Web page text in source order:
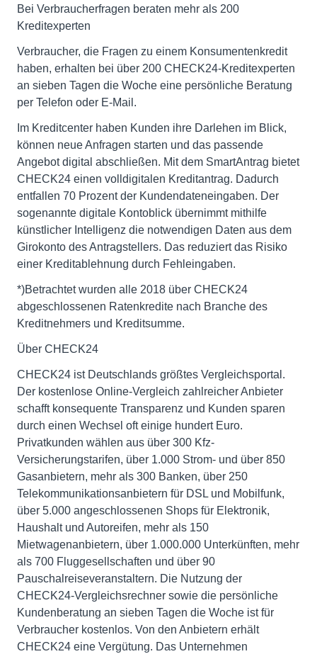
Bei Verbraucherfragen beraten mehr als 200
Kreditexperten
Verbraucher, die Fragen zu einem Konsumentenkredit
haben, erhalten bei über 200 CHECK24-Kreditexperten
an sieben Tagen die Woche eine persönliche Beratung
per Telefon oder E-Mail.
Im Kreditcenter haben Kunden ihre Darlehen im Blick,
können neue Anfragen starten und das passende
Angebot digital abschließen. Mit dem SmartAntrag bietet
CHECK24 einen volldigitalen Kreditantrag. Dadurch
entfallen 70 Prozent der Kundendateneingaben. Der
sogenannte digitale Kontoblick übernimmt mithilfe
künstlicher Intelligenz die notwendigen Daten aus dem
Girokonto des Antragstellers. Das reduziert das Risiko
einer Kreditablehnung durch Fehleingaben.
*)Betrachtet wurden alle 2018 über CHECK24
abgeschlossenen Ratenkredite nach Branche des
Kreditnehmers und Kreditsumme.
Über CHECK24
CHECK24 ist Deutschlands größtes Vergleichsportal.
Der kostenlose Online-Vergleich zahlreicher Anbieter
schafft konsequente Transparenz und Kunden sparen
durch einen Wechsel oft einige hundert Euro.
Privatkunden wählen aus über 300 Kfz-
Versicherungstarifen, über 1.000 Strom- und über 850
Gasanbietern, mehr als 300 Banken, über 250
Telekommunikationsanbietern für DSL und Mobilfunk,
über 5.000 angeschlossenen Shops für Elektronik,
Haushalt und Autoreifen, mehr als 150
Mietwagenanbietern, über 1.000.000 Unterkünften, mehr
als 700 Fluggesellschaften und über 90
Pauschalreiseveranstaltern. Die Nutzung der
CHECK24-Vergleichsrechner sowie die persönliche
Kundenberatung an sieben Tagen die Woche ist für
Verbraucher kostenlos. Von den Anbietern erhält
CHECK24 eine Vergütung. Das Unternehmen